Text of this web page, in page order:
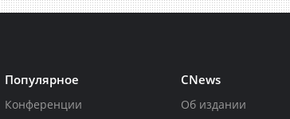
Популярное
Конференции
CNews
Об издании